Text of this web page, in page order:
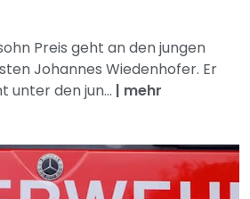
Preis geht an den jungen
Johannes Wiedenhofer. Er
unter den jun... | mehr